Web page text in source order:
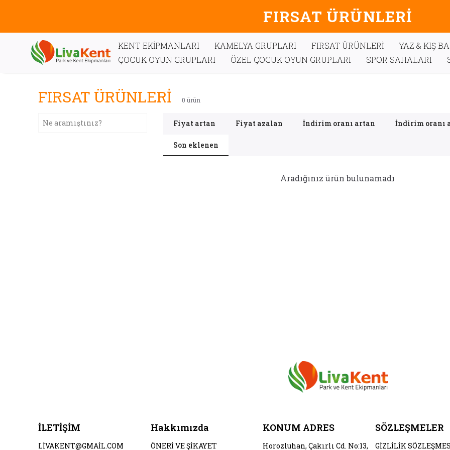
FIRSAT ÜRÜNLERİ
KENT EKİPMANLARI KAMELYA GRUPLARI FIRSAT ÜRÜNLERİ
YAZ & KIŞ
ÇOCUK OYUN GRUPLARI
ÖZEL ÇOCUK OYUN GRUPLARI SPOR SAHALARI
FIRSAT ÜRÜNLERİ 0 ürün
Fiyat artan Fiyat azalan İndirim oranı artan İndirim oranı
Son eklenen
Aradığınız ürün bulunamadı
İLETİŞİM
LİVAKENT@GMAİL.COM
Hakkımızda
ÖNERİ VE ŞİKAYET
KONUM ADRES
Horozluhan, Çakırlı Cd. No:13,
SÖZLEŞMELER
GİZLİLİK